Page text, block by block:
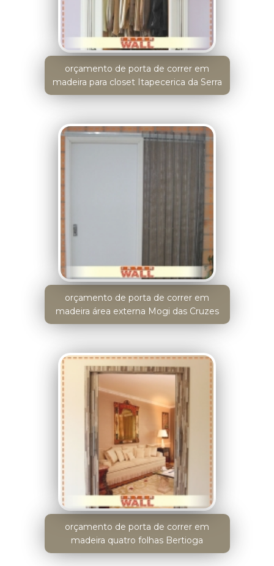
orçamento de porta de correr em
madeira para closet Itapecerica da Serra
orçamento de porta de correr em
madeira área externa Mogi das Cruzes
orçamento de porta de correr em
madeira quatro folhas Bertioga